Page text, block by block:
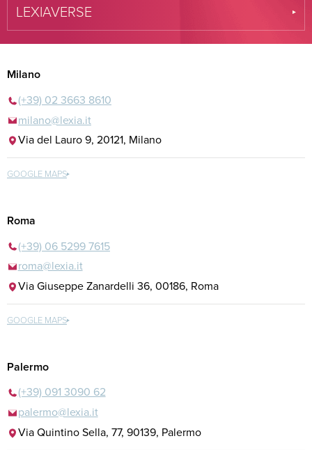
LEXIAVERSE
Milano
(+39) 02 3663 8610
milano@lexia.it
Via del Lauro 9, 20121, Milano
GOOGLE MAPS
Roma
(+39) 06 5299 7615
roma@lexia.it
Via Giuseppe Zanardelli 36, 00186, Roma
GOOGLE MAPS
Palermo
(+39) 091 3090 62
palermo@lexia.it
Via Quintino Sella, 77, 90139, Palermo